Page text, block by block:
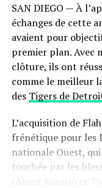
SAN DIEGO — À
échanges de cette
avaient pour
premier plan. Avec
clôture, ils ont
comme le meilleur
des Tigers de
L’acquisition de
frénétique pour les
nationale Ouest,
touchée par les